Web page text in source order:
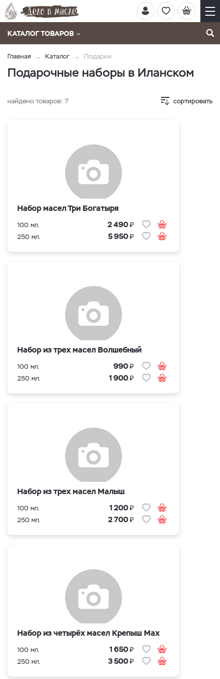
КАТАЛОГ ТОВАРОВ
Главная Каталог Подарки
Подарочные наборы в Иланском
найдено товаров: 7 сортировать
Набор масел Три Богатыря
100 мл. 2 490₽
250 мл. 5 950₽
Набор из трех масел Волшебный
100 мл. 990₽
250 мл. 1 900₽
Набор из трех масел Малыш
100 мл. 1 200₽
250 мл. 2 700₽
Набор из четырёх масел Крепыш Max
100 мл. 1 650₽
250 мл. 3 500₽